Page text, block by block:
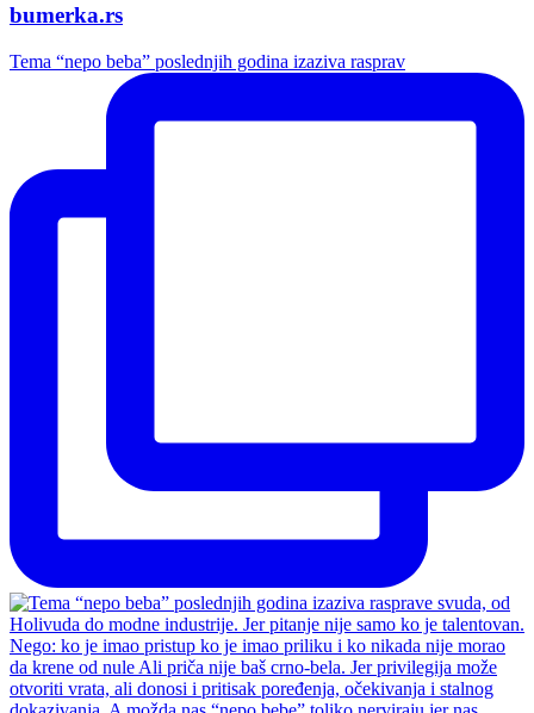
bumerka.rs
Tema “nepo beba” poslednjih godina izaziva rasprav